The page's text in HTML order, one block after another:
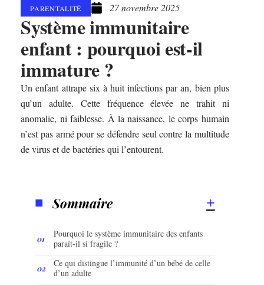
PARENTALITÉ 27 novembre 2025
Système immunitaire
enfant : pourquoi est-il
immature ?
Un enfant attrape six à huit infections par an, bien plus
qu’un adulte. Cette fréquence élevée ne trahit ni
anomalie, ni faiblesse. À la naissance, le corps humain
n’est pas armé pour se défendre seul contre la multitude
de virus et de bactéries qui l’entourent.
Sommaire
Pourquoi le système immunitaire des enfants
paraît-il si fragile ?
Ce qui distingue l’immunité d’un bébé de celle
d’un adulte